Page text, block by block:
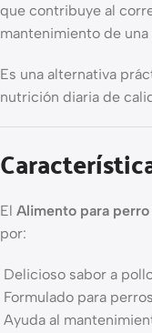
que contribuye al
mantenimiento de una
Es una alternativa
nutrición diaria de
El Alimento para
por:
Delicioso sabor a
Formulado para
Ayuda al